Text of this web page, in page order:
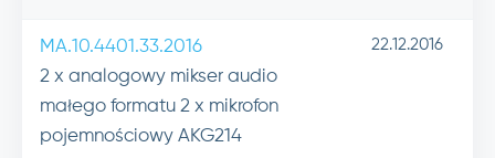
MA.10.4401.33.2016
2 x analogowy mikser audio
małego formatu 2 x mikrofon
pojemnościowy AKG214
22.12.2016